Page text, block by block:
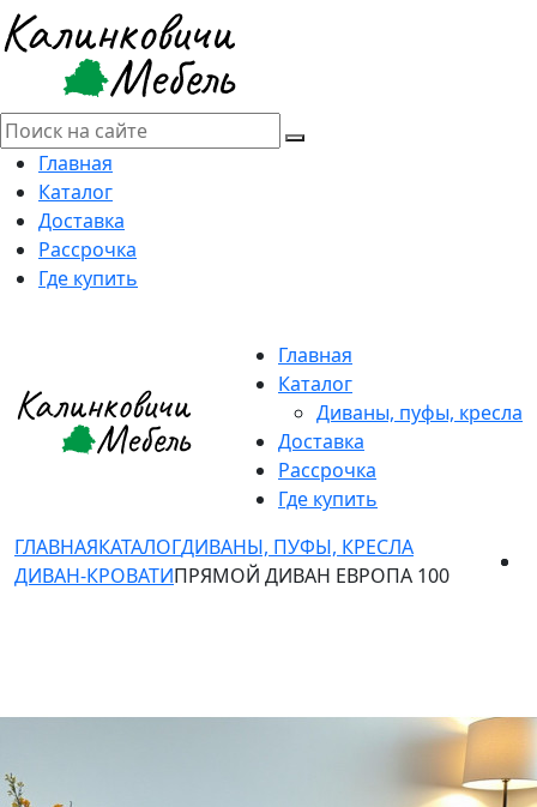
Главная
Каталог
Доставка
Рассрочка
Где купить
Главная
Каталог
Диваны, пуфы, кресла
Доставка
Рассрочка
Где купить
ГЛАВНАЯКАТАЛОГДИВАНЫ, ПУФЫ, КРЕСЛА
ДИВАН-КРОВАТИПРЯМОЙ ДИВАН ЕВРОПА 100